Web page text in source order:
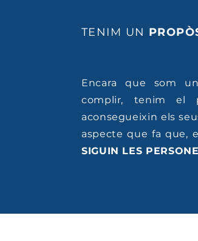
TENIM UN
Encara que som
complir, tenim el
aconsegueixin els
aspecte que fa que,
SIGUIN LES